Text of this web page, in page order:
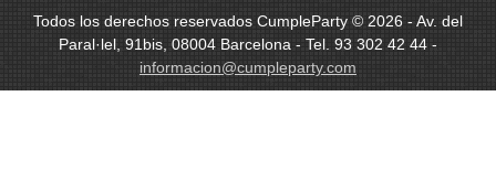
Todos los derechos reservados CumpleParty © 2026 - Av. del
Paral·lel, 91bis, 08004 Barcelona - Tel. 93 302 42 44 -
informacion@cumpleparty.com